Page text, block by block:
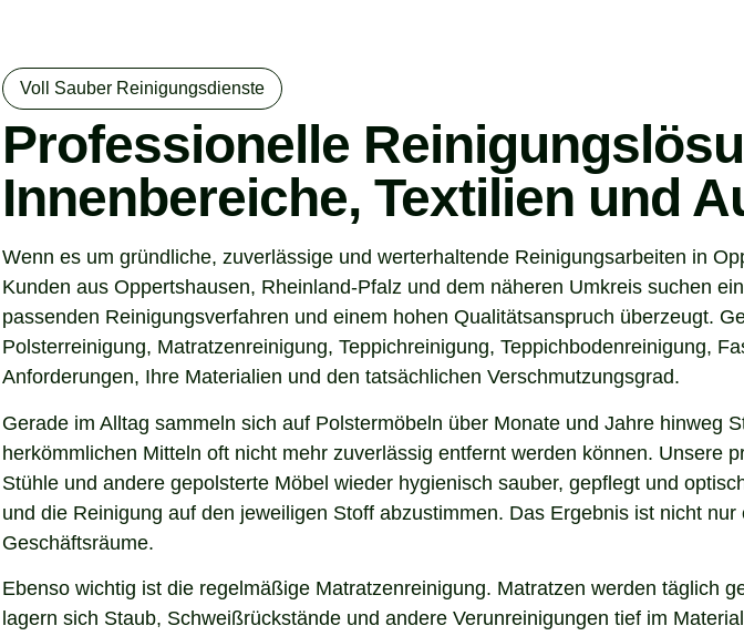
Voll Sauber Reinigungsdienste
Professionelle
Innenbereiche, Textilien und
Wenn es um gründliche, zuverlässige und werterhaltende Reinigungsarbeiten in
Kunden aus Oppertshausen, Rheinland-Pfalz und dem näheren Umkreis suchen
passenden Reinigungsverfahren und einem hohen Qualitätsanspruch überzeugt.
Polsterreinigung, Matratzenreinigung, Teppichreinigung, Teppichbodenreinigung,
Anforderungen, Ihre Materialien und den tatsächlichen Verschmutzungsgrad.
Gerade im Alltag sammeln sich auf Polstermöbeln über Monate und Jahre hinweg
herkömmlichen Mitteln oft nicht mehr zuverlässig entfernt werden können. Unsere
Stühle und andere gepolsterte Möbel wieder hygienisch sauber, gepflegt und
und die Reinigung auf den jeweiligen Stoff abzustimmen. Das Ergebnis ist nicht
Geschäftsräume.
Ebenso wichtig ist die regelmäßige Matratzenreinigung. Matratzen werden täglich
lagern sich Staub, Schweißrückstände und andere Verunreinigungen tief im